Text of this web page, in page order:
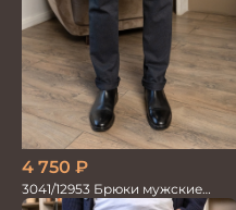
4 750 ₽
3041/12953 Брюки мужские
парламент